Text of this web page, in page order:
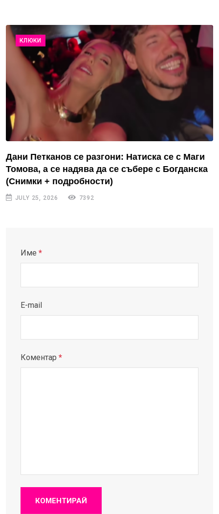
КЛЮКИ
Дани Петканов се разгони: Натиска се с Маги
Томова, а се надява да се събере с Богданска
(Снимки + подробности)
JULY 25, 2026 7392
Име *
E-mail
Коментар *
КОМЕНТИРАЙ